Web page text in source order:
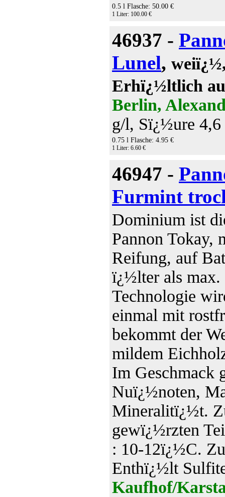
0.5 l Flasche: 50.00 €
1 Liter: 100.00 €
46937 -
Lunel,
Erhï¿½ltlich
Berlin,
g/l, Sï¿½ure
0.75 l Flasche: 4.95 €
1 Liter: 6.60 €
46947 -
Furmint
Dominium ist
Pannon Tokay,
Reifung, auf
ï¿½lter als max.
Technologie
einmal mit
bekommt der
mildem
Im Geschmack
Nuï¿½noten,
Mineralitï¿½t.
gewï¿½rzten
: 10-12ï¿½C.
Enthï¿½lt
Kaufhof/